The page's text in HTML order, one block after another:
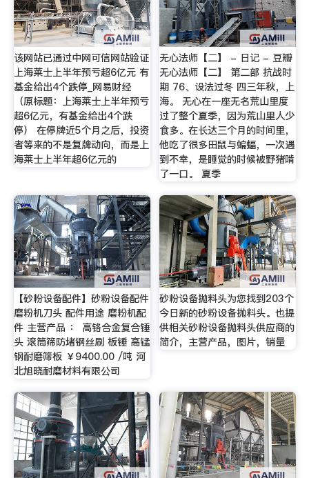
该网站已通过中网可信网站验证
上海莱士上半年预亏超6亿元 有
基金给出4个跌停_网易财经
（原标题：上海莱士上半年预亏
超6亿元，有基金给出4个跌
停） 在停牌近5个月之后，投资
者等来的不是复牌动向，而是上
海莱士上半年超6亿元的
无心法师【二】 - 日记 - 豆瓣
无心法师【二】 第二部 抗战时
期 76、设法过冬 四三年秋，上
海。 无心在一座无名荒山里度
过了整个夏季，因为荒山里人少
食多。在长达三个月的时间里，
他吃了很多田鼠与蝙蝠，一次遇
到不幸，是睡觉的时候被野猪啃
了一口。 夏季
【砂粉设备配件】砂粉设备配件
磨粉机刀头 配件用途 磨粉机配
件 主营产品 ： 高铬合金复合锤
头 滚筒筛防堵钢丝刷 板锤 高锰
钢耐磨筛板 ￥9400.00 /吨 河
北旭晓耐磨材料有限公司
砂粉设备抛料头为您找到203个
今日新的砂粉设备抛料头。也提
供相关砂粉设备抛料头供应商的
简介，主营产品，图片，销量